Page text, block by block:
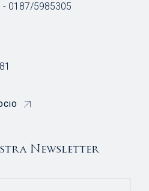
E
0187/5985305
Newsletter